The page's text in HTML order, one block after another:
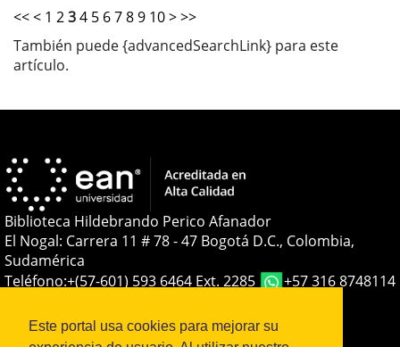
Este portal usa cookies para mejorar su
<<< 1 234 5 6789 10>>>
También puede {advancedSearchLink} para este
artículo.
Biblioteca Hildebrando Perico Afanador
El Nogal: Carrera 11 # 78 - 47 Bogotá D.C., Colombia,
Sudamérica
Teléfono:+(57-601) 593 6464 Ext. 2285
+57 316 8748114
biblioteca@universidadean.edu.co